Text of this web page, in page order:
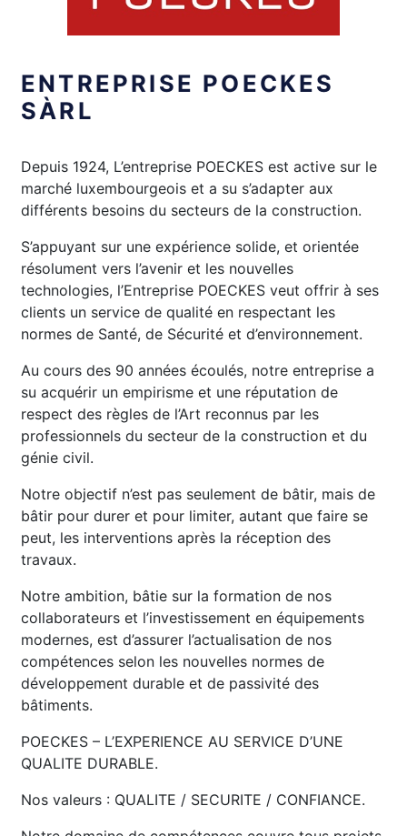
ENTREPRISE POECKES
SÀRL
Depuis 1924, L’entreprise POECKES est active sur le
marché luxembourgeois et a su s’adapter aux
différents besoins du secteurs de la construction.
S’appuyant sur une expérience solide, et orientée
résolument vers l’avenir et les nouvelles
technologies, l’Entreprise POECKES veut offrir à ses
clients un service de qualité en respectant les
normes de Santé, de Sécurité et d’environnement.
Au cours des 90 années écoulés, notre entreprise a
su acquérir un empirisme et une réputation de
respect des règles de l’Art reconnus par les
professionnels du secteur de la construction et du
génie civil.
Notre objectif n’est pas seulement de bâtir, mais de
bâtir pour durer et pour limiter, autant que faire se
peut, les interventions après la réception des
travaux.
Notre ambition, bâtie sur la formation de nos
collaborateurs et l’investissement en équipements
modernes, est d’assurer l’actualisation de nos
compétences selon les nouvelles normes de
développement durable et de passivité des
bâtiments.
POECKES – L’EXPERIENCE AU SERVICE D’UNE
QUALITE DURABLE.
Nos valeurs : QUALITE / SECURITE / CONFIANCE.